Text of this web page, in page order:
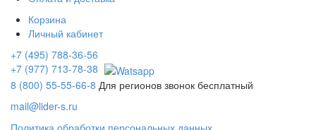
Корзина
Личный кабинет
+7 (495) 788-36-56
+7 (977) 713-78-38
8 (800) 55-55-66-8 Для регионов звонок бесплатный
mail@lider-s.ru
Политика обработки персональных данных